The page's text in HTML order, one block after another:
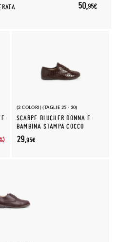
50,95€
(2 COLORI) (TAGLIE 25 - 30)
SCARPE BLUCHER DONNA E
BAMBINA STAMPA COCCO
29,95€